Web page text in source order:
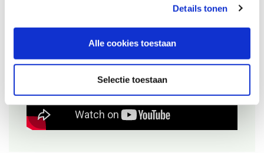
Details tonen
Alle cookies toestaan
Selectie toestaan